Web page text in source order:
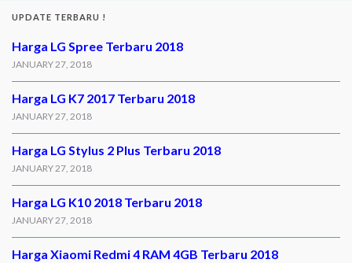
UPDATE TERBARU !
Harga LG Spree Terbaru 2018
JANUARY 27, 2018
Harga LG K7 2017 Terbaru 2018
JANUARY 27, 2018
Harga LG Stylus 2 Plus Terbaru 2018
JANUARY 27, 2018
Harga LG K10 2018 Terbaru 2018
JANUARY 27, 2018
Harga Xiaomi Redmi 4 RAM 4GB Terbaru 2018